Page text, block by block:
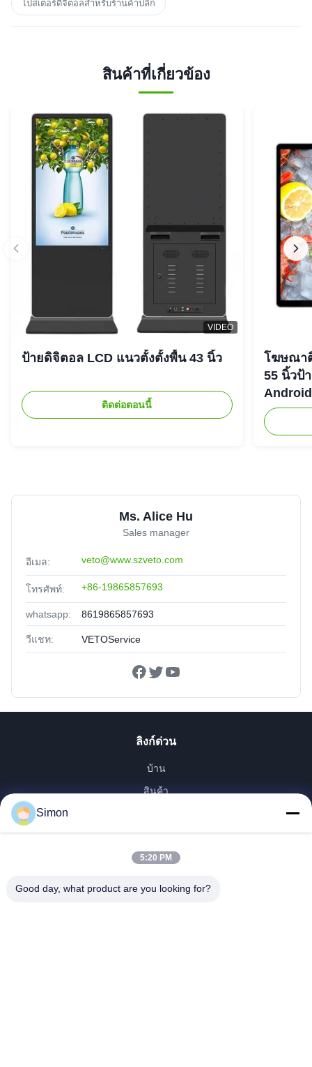
โปสเตอร์ดิจิตอลสําหรับร้านค้าปลีก
สินค้าที่เกี่ยวข้อง
VIDEO
ป้ายดิจิตอล LCD แนวตั้งตั้งพื้น 43 นิ้ว
ติดต่อตอนนี้
โฆษณา
55 นิ้วป้
Ms. Alice Hu
Sales manager
อีเมล: veto@www.szveto.com
โทรศัพท์: +86-19865857693
whatsapp: 8619865857693
วีแชท: VETOService
ลิงก์ด่วน
บ้าน
สินค้า
เกี่ยวกับเรา
ทัวร์โรงงาน
Simon
5:20 PM
Good day, what product are you looking for?